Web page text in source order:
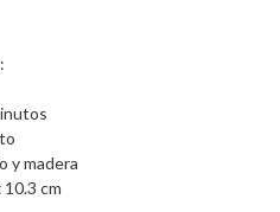
y madera
10.3 cm